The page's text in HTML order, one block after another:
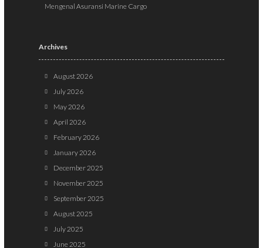
Mengenal Asuransi Marine Cargo
Archives
August 2026
July 2026
May 2026
April 2026
February 2026
January 2026
December 2025
November 2025
September 2025
August 2025
July 2025
June 2025